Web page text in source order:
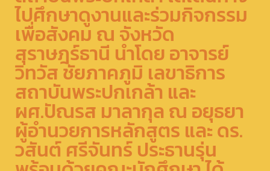
ไปศึกษาดูงานและร่วมกิจกรรม
เพื่อสังคม ณ จังหวัด
สุราษฎร์ธานี นำโดย อาจารย์
วิทวัส ชัยภาคภูมิ เลขาธิการ
สถาบันพระปกเกล้า และ
ผศ.ปัณรส มาลากุล ณ อยุธยา
ผู้อำนวยการหลักสูตร และ ดร.
วสันต์ ศรีจันทร์ ประธานรุ่น